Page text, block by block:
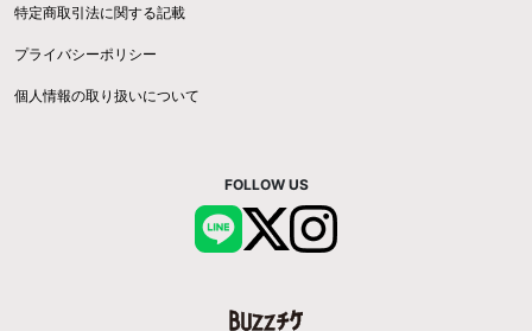
特定商取引法に関する記載
プライバシーポリシー
個人情報の取り扱いについて
FOLLOW US